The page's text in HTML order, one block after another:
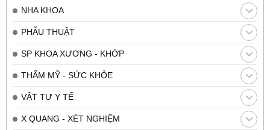
NHA KHOA
PHẪU THUẬT
SP KHOA XƯƠNG - KHỚP
THẨM MỸ - SỨC KHỎE
VẬT TƯ Y TẾ
X QUANG - XÉT NGHIỆM